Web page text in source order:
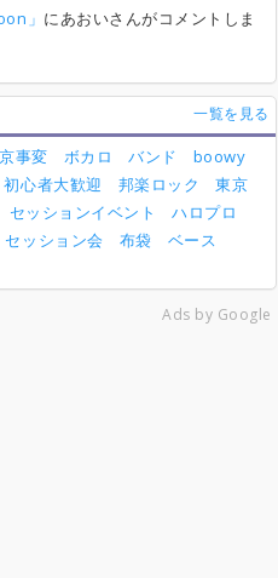
」 にあおいさんがコメントしま
一覧を見る
事変 ボカロ バンド
boowy
初心者大歓迎 邦楽ロック
東京
セッションイベント
ハロプロ
セッション会 布袋
ベース
Ads by Google